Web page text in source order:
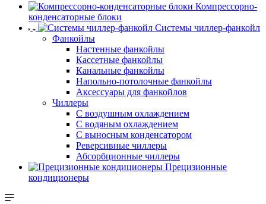
Компрессорно-
конденсаторные блоки
Системы чиллер-фанкойл
Фанкойлы
Настенные фанкойлы
Кассетные фанкойлы
Канальные фанкойлы
Напольно-потолочные фанкойлы
Аксессуары для фанкойлов
Чиллеры
С воздушным охлаждением
С водяным охлаждением
С выносным конденсатором
Реверсивные чиллеры
Абсорбционные чиллеры
Прецизионные
кондиционеры